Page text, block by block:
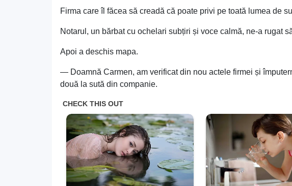
Firma care îl făcea să creadă că poate privi pe toată lumea de
Notarul, un bărbat cu ochelari subțiri și voce calmă, ne-a rugat
Apoi a deschis mapa.
— Doamnă Carmen, am verificat din nou actele firmei și
două la sută din companie.